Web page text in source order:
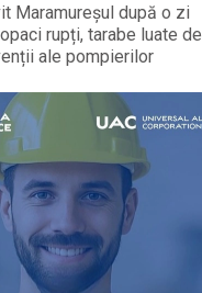
Maramureșul după o zi
rupți, tarabe luate de
ale pompierilor